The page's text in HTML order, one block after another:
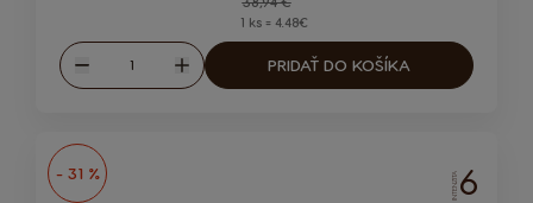
1 ks = 4.48€
Množstvo
Zvýšiť
PRIDAŤ DO KOŠÍKA
- 31 % INTENZITA6